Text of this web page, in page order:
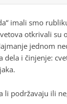
imali smo
otkrivali su
jednom
i činjenje:
li podržavaju ili